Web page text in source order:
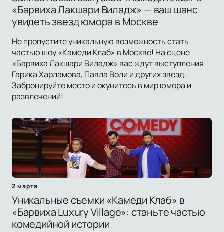
«Барвиха Лакшари Виладж» — ваш шанс
увидеть звезд юмора в Москве
Не пропустите уникальную возможность стать
частью шоу «Камеди Клаб» в Москве! На сцене
«Барвиха Лакшари Виладж» вас ждут выступления
Гарика Харламова, Павла Воли и других звезд.
Забронируйте место и окунитесь в мир юмора и
развлечений!
2 марта
Уникальные съемки «Камеди Клаб» в
«Барвиха Luxury Village»: станьте частью
комедийной истории